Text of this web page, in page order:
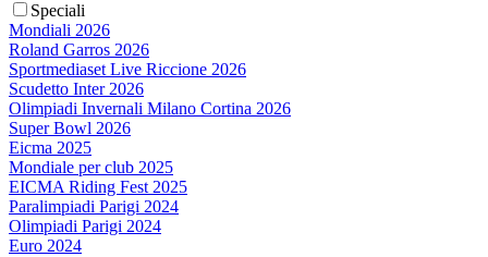
Speciali
Mondiali 2026
Roland Garros 2026
Sportmediaset Live Riccione 2026
Scudetto Inter 2026
Olimpiadi Invernali Milano Cortina 2026
Super Bowl 2026
Eicma 2025
Mondiale per club 2025
EICMA Riding Fest 2025
Paralimpiadi Parigi 2024
Olimpiadi Parigi 2024
Euro 2024